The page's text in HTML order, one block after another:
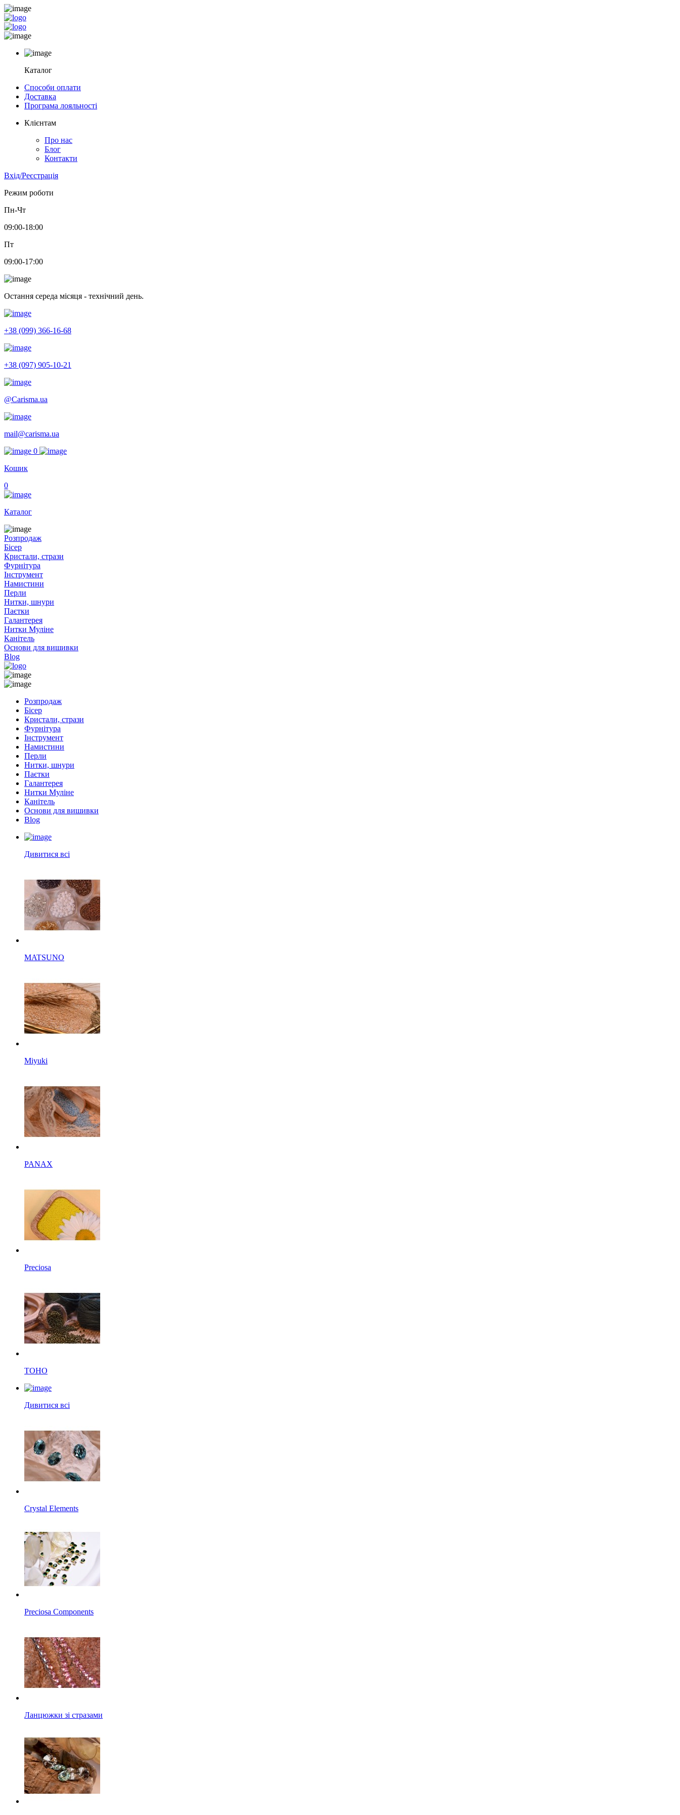
Каталог
Способи оплати
Доставка
Програма лояльності
Клієнтам
Про нас
Блог
Контакти
Вхід/Реєстрація
Режим роботи
Пн-Чт
09:00-18:00
Пт
09:00-17:00
Остання середа місяця - технічний день.
+38 (099) 366-16-68
+38 (097) 905-10-21
@Carisma.ua
mail@carisma.ua
0
Кошик
0
Каталог
Розпродаж
Бісер
Кристали, стрази
Фурнітура
Інструмент
Намистини
Перли
Нитки, шнури
Паєтки
Галантерея
Нитки Муліне
Канітель
Основи для вишивки
Blog
Розпродаж
Бісер
Кристали, стрази
Фурнітура
Інструмент
Намистини
Перли
Нитки, шнури
Паєтки
Галантерея
Нитки Муліне
Канітель
Основи для вишивки
Blog
Дивитися всі
MATSUNO
Miyuki
PANAX
Preciosa
TOHO
Дивитися всі
Crystal Elements
Preciosa Components
Ланцюжки зі стразами